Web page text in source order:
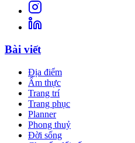
Bài viết
Địa điểm
Ẩm thực
Trang trí
Trang phục
Planner
Phong thuỷ
Đời sống